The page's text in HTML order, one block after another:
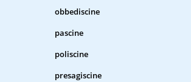
obbediscine
pascine
poliscine
presagiscine